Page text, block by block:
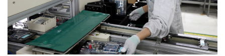
Dinh dưỡng - món ngon
Cây thuốc
Sản phụ khoa
Nhi khoa
Nam khoa
Nhà đẹp
Blog
Tình yêu - Gia đình